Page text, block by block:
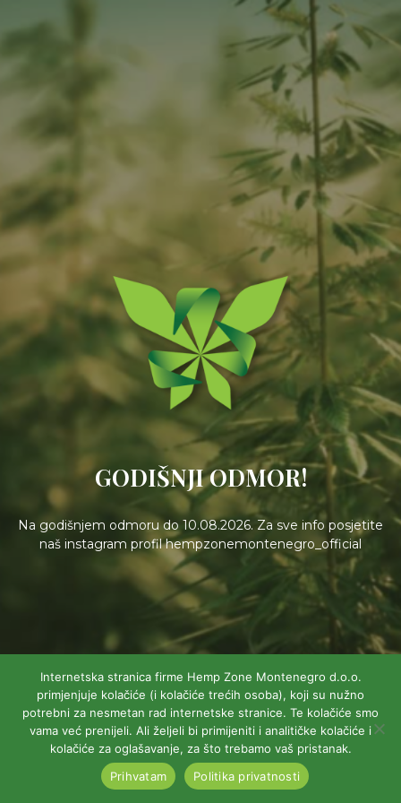
GODIŠNJI ODMOR!
Na godišnjem odmoru do 10.08.2026. Za sve info posjetite
naš instagram profil hempzonemontenegro_official
Internetska stranica firme Hemp Zone Montenegro d.o.o.
primjenjuje kolačiće (i kolačiće trećih osoba), koji su nužno
potrebni za nesmetan rad internetske stranice. Te kolačiće smo
vama već prenijeli. Ali željeli bi primijeniti i analitičke kolačiće i
kolačiće za oglašavanje, za što trebamo vaš pristanak.
Prihvatam
Politika privatnosti